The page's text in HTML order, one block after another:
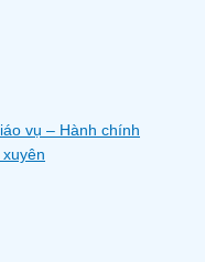
vụ – Hành chính